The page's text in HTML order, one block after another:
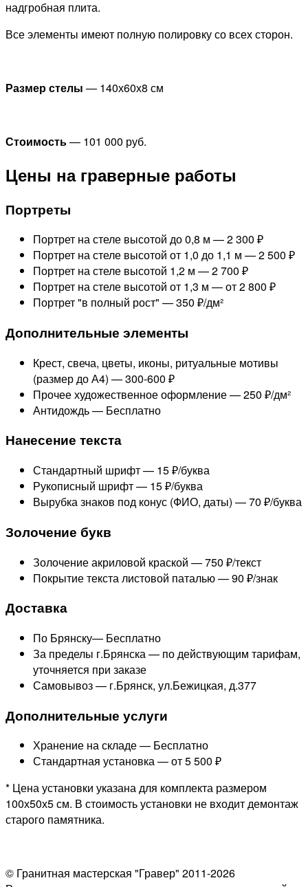
надгробная плита.
Все элементы имеют полную полировку со всех сторон.
Размер стелы — 140х60х8 см
Стоимость— 101 000 руб.
Цены на граверные работы
Портреты
Портрет на стеле высотой до 0,8 м —2 300 ₽
Портрет на стеле высотой от 1,0 до 1,1 м —2 500 ₽
Портрет на стеле высотой 1,2 м —2 700 ₽
Портрет на стеле высотой от 1,3 м —от 2 800 ₽
Портрет "в полный рост" —350 ₽/дм²
Дополнительные элементы
Крест, свеча, цветы, иконы, ритуальные мотивы
(размер до А4) —300-600 ₽
Прочее художественное оформление —250 ₽/дм²
Антидождь — Бесплатно
Нанесение текста
Стандартный шрифт — 15 ₽/буква
Рукописный шрифт — 15 ₽/буква
Вырубка знаков под конус (ФИО, даты) —70 ₽/буква
Золочение букв
Золочение акриловой краской —750 ₽/текст
Покрытие текста листовой паталью —90 ₽/знак
Доставка
По Брянску— Бесплатно
За пределы г.Брянска — по действующим тарифам,
уточняется при заказе
Самовывоз — г.Брянск, ул.Бежицкая, д.377
Дополнительные услуги
Хранение на складе — Бесплатно
Стандартная установка —от 5 500 ₽
* Цена установки указана для комплекта размером
100х50х5 см. В стоимость установки не входит демонтаж
старого памятника.
© Гранитная мастерская "Гравер" 2011-2026